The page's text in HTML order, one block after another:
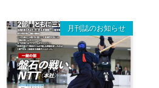
月刊誌のお知らせ